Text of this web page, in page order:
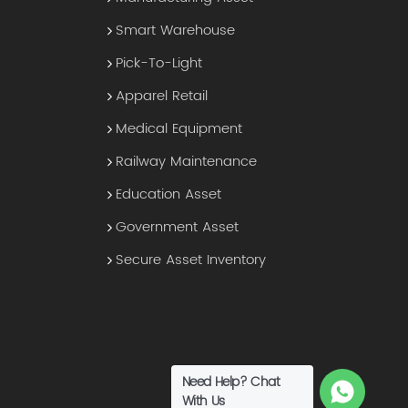
Smart Warehouse
Pick-To-Light
Apparel Retail
Medical Equipment
Railway Maintenance
Education Asset
Government Asset
Secure Asset Inventory
Need Help? Chat
With Us